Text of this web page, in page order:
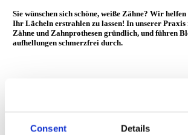
Consent Details
Sie wünschen sich schöne, weiße Zähne? Wir
Ihr Lächeln er­strahlen zu lassen! In unserer
Zähne und Zahn­pro­thesen gründlich, und führen
auf­hellungen schmerz­frei durch.